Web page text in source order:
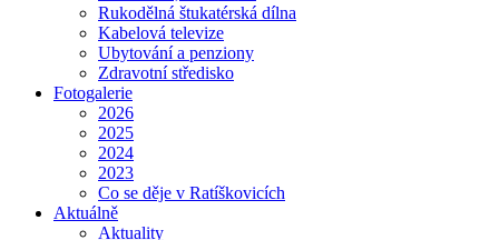
Rukodělná štukatérská dílna
Kabelová televize
Ubytování a penziony
Zdravotní středisko
Fotogalerie
2026
2025
2024
2023
Co se děje v Ratíškovicích
Aktuálně
Aktuality